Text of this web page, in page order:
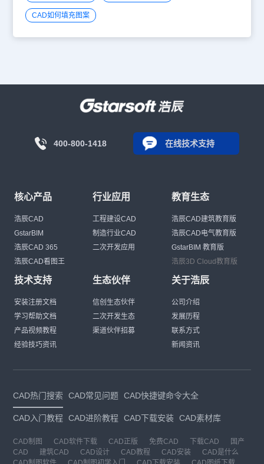
CAD如何填充图案
400-800-1418 在线技术支持
核心产品
浩辰CAD
GstarBIM
浩辰CAD 365
浩辰CAD看图王
行业应用
工程建设CAD
制造行业CAD
二次开发应用
教育生态
浩辰CAD建筑教育版
浩辰CAD电气教育版
GstarBIM 教育版
浩辰3D Cloud教育版
技术支持
安装注册文档
学习帮助文档
产品视频教程
经验技巧资讯
生态伙伴
信创生态伙伴
二次开发生态
渠道伙伴招募
关于浩辰
公司介绍
发展历程
联系方式
新闻资讯
CAD热门搜索 CAD常见问题 CAD快捷键命令大全
CAD入门教程 CAD进阶教程 CAD下载安装 CAD素材库
CAD制图 CAD软件下载 CAD正版 免费CAD 下载CAD
国产
CAD
建筑CAD CAD设计 CAD教程 CAD安装
CAD是什么